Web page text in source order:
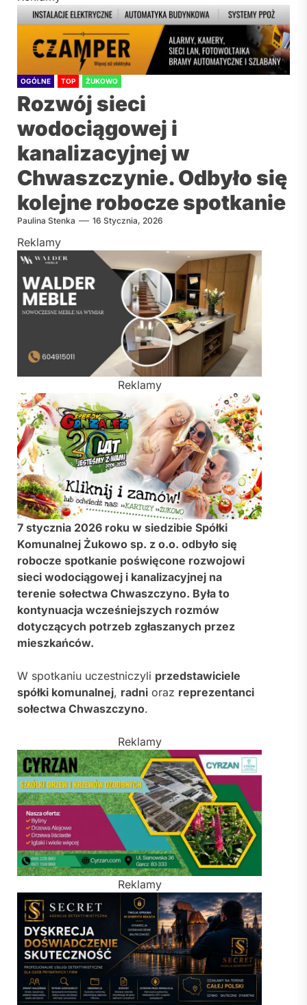
OGÓLNE TOP ŻUKOWO
Rozwój sieci
wodociągowej i
kanalizacyjnej w
Chwaszczynie. Odbyło się
kolejne robocze spotkanie
Paulina Stenka 16 Stycznia, 2026
Reklamy
Reklamy
7 stycznia 2026 roku w siedzibie Spółki
Komunalnej Żukowo sp. z o.o. odbyło się
robocze spotkanie poświęcone rozwojowi
sieci wodociągowej i kanalizacyjnej na
terenie sołectwa Chwaszczyno. Była to
kontynuacja wcześniejszych rozmów
dotyczących potrzeb zgłaszanych przez
mieszkańców.
W spotkaniu uczestniczyli przedstawiciele
spółki komunalnej, radni oraz reprezentanci
sołectwa Chwaszczyno.
Reklamy
Reklamy